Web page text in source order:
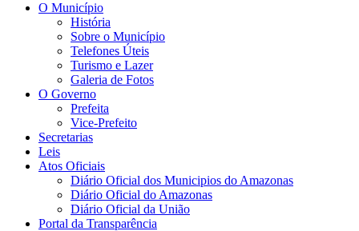
O Município
História
Sobre o Município
Telefones Úteis
Turismo e Lazer
Galeria de Fotos
O Governo
Prefeita
Vice-Prefeito
Secretarias
Leis
Atos Oficiais
Diário Oficial dos Municipios do Amazonas
Diário Oficial do Amazonas
Diário Oficial da União
Portal da Transparência